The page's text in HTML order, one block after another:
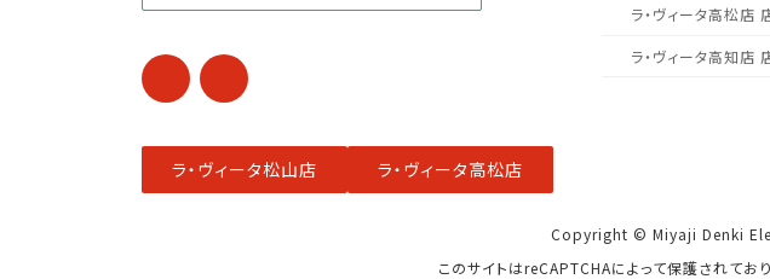
ア
イ
コ
ン
ク
ア
イ
コ
ン
ク
ラ・ヴィータ松山店 ラ・ヴィータ高松店
ラ・ヴィータ高松店
ラ・ヴィータ高知店
Copyright © Miyaji Denki
このサイトはreCAPTCHAによって保護されてお